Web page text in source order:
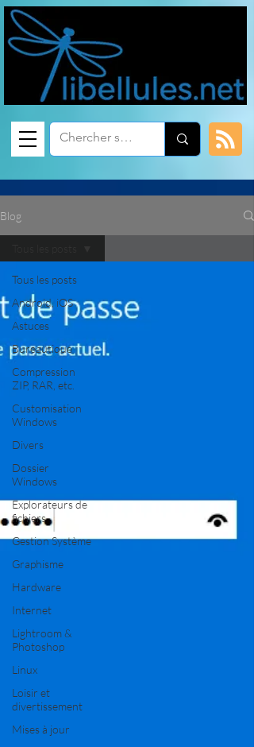
Blog
Tous les posts
Android, iOS
Astuces
Bureautique
Compression
ZIP, RAR, etc.
Customisation
Windows
Divers
Dossier
Windows
Explorateurs de
fichiers
Gestion Système
Graphisme
Hardware
Internet
Lightroom &
Photoshop
Linux
Loisir et
divertissement
Mises à jour